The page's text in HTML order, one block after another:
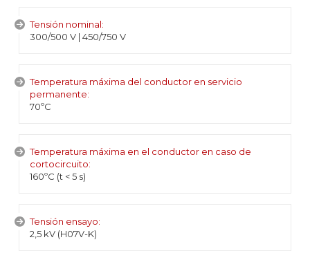
Tensión nominal:
300/500 V | 450/750 V
Temperatura máxima del conductor en servicio
permanente:
70ºC
Temperatura máxima en el conductor en caso de
cortocircuito:
160ºC (t < 5 s)
Tensión ensayo:
2,5 kV (H07V-K)